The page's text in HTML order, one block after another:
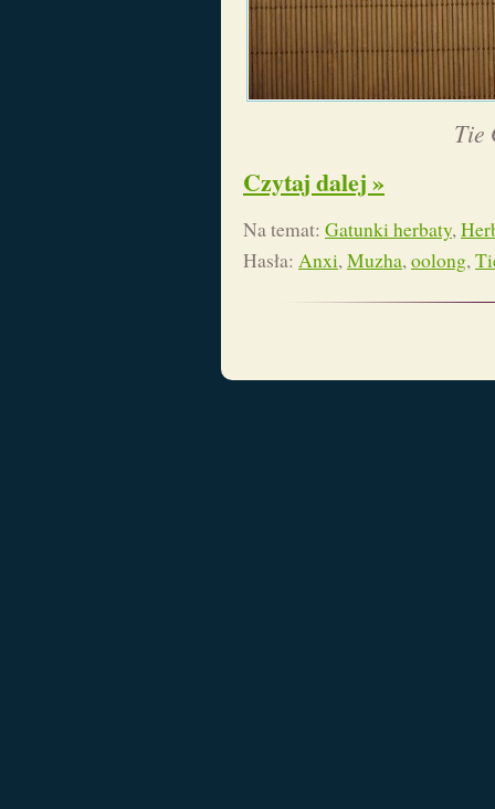
Tie
Czytaj dalej »
Na temat: Gatunki herbaty,
Hasła: Anxi,Muzha,oolong,